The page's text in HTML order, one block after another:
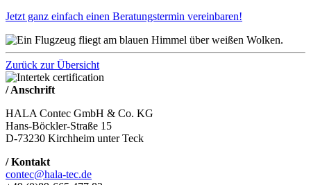
Jetzt ganz einfach einen Beratungstermin vereinbaren!
Zurück zur Übersicht
/ Anschrift
HALA Contec GmbH & Co. KG
Hans-Böckler-Straße 15
D-73230 Kirchheim unter Teck
/ Kontakt
contec@hala-tec.de